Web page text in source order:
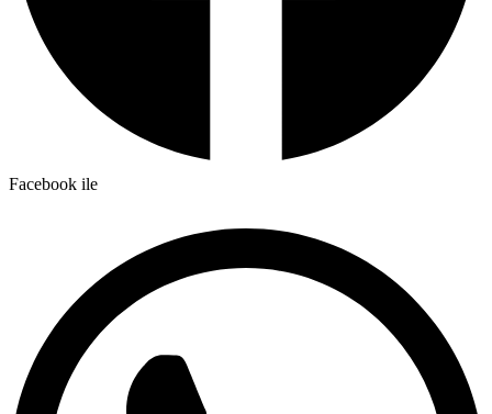
Facebook ile